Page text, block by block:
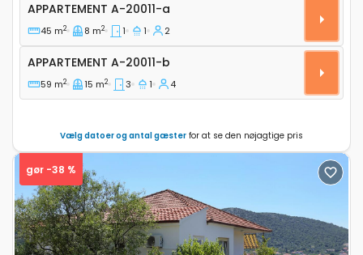
APPARTEMENT A-20011-a
45 m2 8 m2 1 1 2
Appartement A-20011-b
APPARTEMENT A-20011-b
59 m2 15 m2 3 1 4
Vælg datoer og antal gæster for at se den nøjagtige pris
gør -38 %